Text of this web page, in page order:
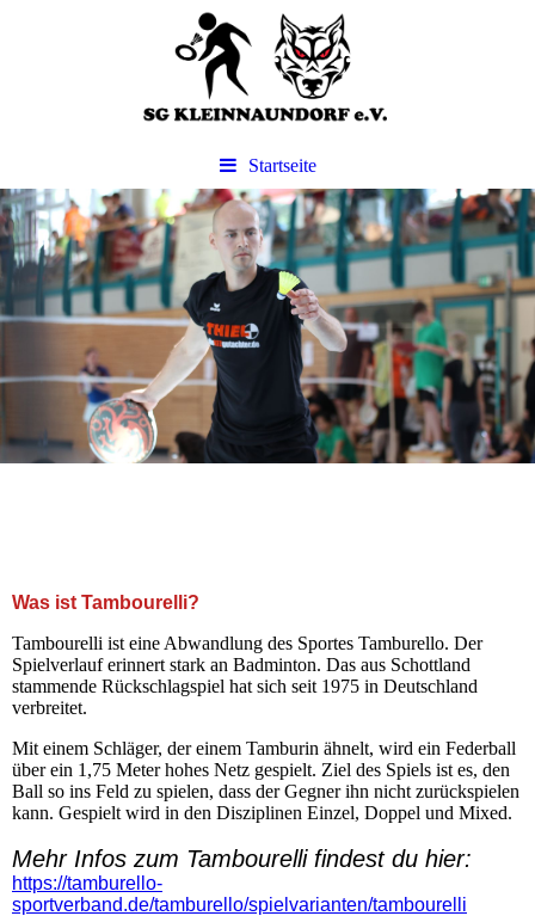
Startseite
Was ist Tambourelli?
Tambourelli ist eine Abwandlung des Sportes Tamburello. Der
Spielverlauf erinnert stark an Badminton. Das aus Schottland
stammende Rückschlagspiel hat sich seit 1975 in Deutschland
verbreitet.
Mit einem Schläger, der einem Tamburin ähnelt, wird ein Federball
über ein 1,75 Meter hohes Netz gespielt. Ziel des Spiels ist es, den
Ball so ins Feld zu spielen, dass der Gegner ihn nicht zurückspielen
kann. Gespielt wird in den Disziplinen Einzel, Doppel und Mixed.
Mehr Infos zum Tambourelli findest du hier:
https://tamburello-
sportverband.de/tamburello/spielvarianten/tambourelli